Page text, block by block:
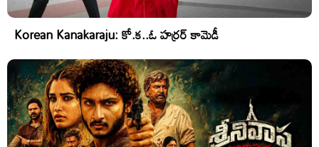
Korean Kanakaraju: కో.క..ఓ హర్రర్ కామెడీ